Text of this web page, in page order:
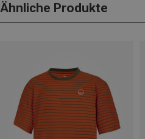
Ähnliche Produkte